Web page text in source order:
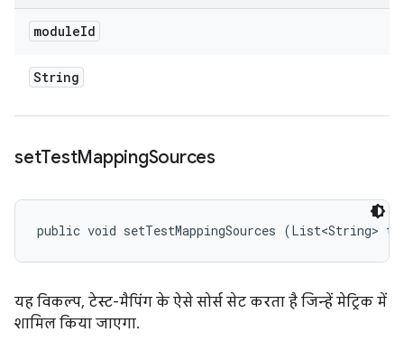
moduleId
String
setTestMappingSources
public void setTestMappingSources (List<String>
यह विकल्प, टेस्ट-मैपिंग के ऐसे सोर्स सेट करता है जिन्हें मेट्रिक में
शामिल किया जाएगा.